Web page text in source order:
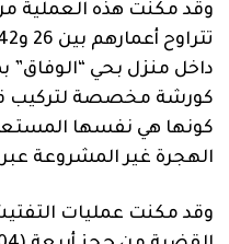
وقد مكنت هذه العملية
داخل منزل بحي “الوفاق”
كورشة مخصصة لتركيب
كونها هي نفسها
الهجرة غير المشروعة
وقد مكنت عمليات